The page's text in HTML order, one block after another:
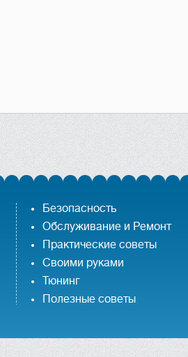
Безопасность
Обслуживание и Ремонт
Практические советы
Своими руками
Тюнинг
Полезные советы